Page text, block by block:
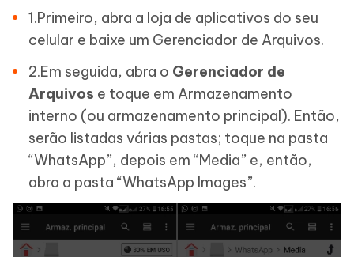
1.Primeiro, abra a loja de aplicativos do seu
celular e baixe um Gerenciador de Arquivos.
2.Em seguida, abra o Gerenciador de
Arquivos e toque em Armazenamento
interno (ou armazenamento principal). Então,
serão listadas várias pastas; toque na pasta
“WhatsApp”, depois em “Media” e, então,
abra a pasta “WhatsApp Images”.